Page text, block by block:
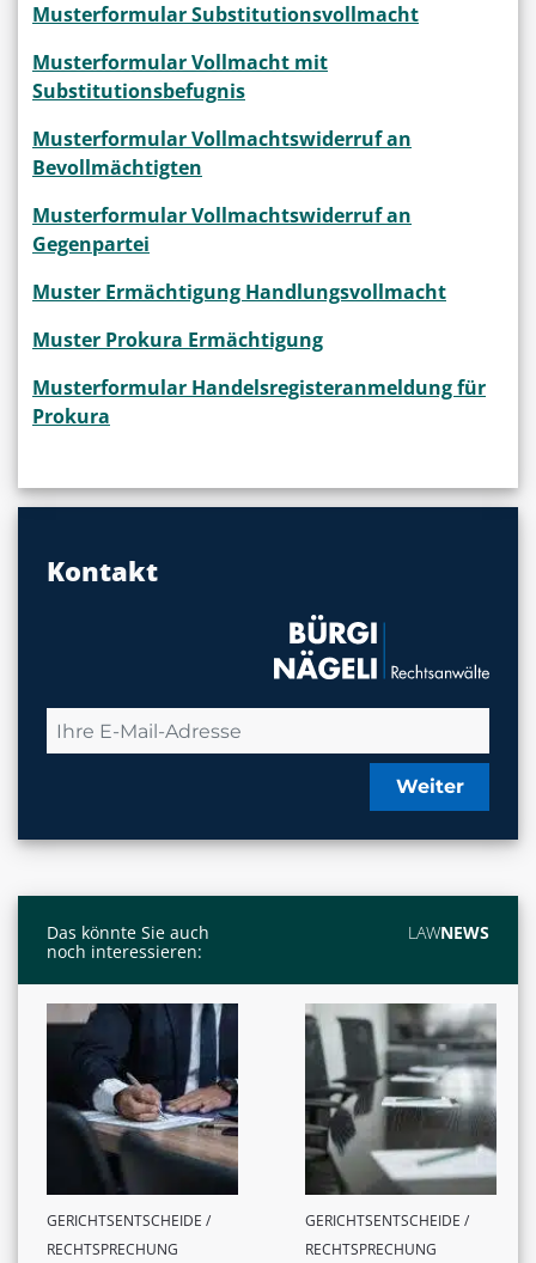
Musterformular Substitutionsvollmacht
Musterformular Vollmacht mit
Substitutionsbefugnis
Musterformular Vollmachtswiderruf an
Bevollmächtigten
Musterformular Vollmachtswiderruf an
Gegenpartei
Muster Ermächtigung Handlungsvollmacht
Muster Prokura Ermächtigung
Musterformular Handelsregisteranmeldung für
Prokura
Kontakt
Weiter
Das könnte Sie auch
noch interessieren:
LAWNEWS
GERICHTSENTSCHEIDE /
RECHTSPRECHUNG
GERICHTSENTSCHEIDE /
RECHTSPRECHUNG